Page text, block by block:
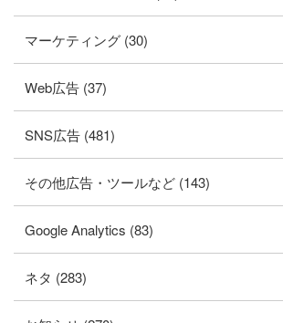
マーケティング (30)
Web広告 (37)
SNS広告 (481)
その他広告・ツールなど (143)
Google Analytics (83)
ネタ (283)